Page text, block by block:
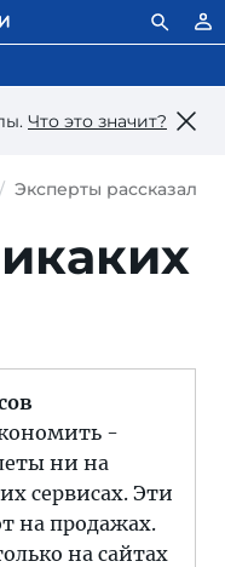
Что это значит?
Эксперты рассказали,
-
ни на
сервисах. Эти
на продажах.
на сайтах